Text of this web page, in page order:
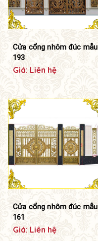
Cửa cổng nhôm đúc mẫu
193
Giá: Liên hệ
Cửa cổng nhôm đúc mẫu
161
Giá: Liên hệ